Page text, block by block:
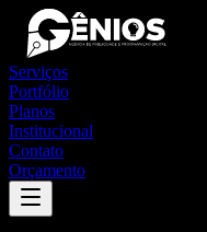
Serviços
Portfólio
Planos
Institucional
Contato
Orçamento